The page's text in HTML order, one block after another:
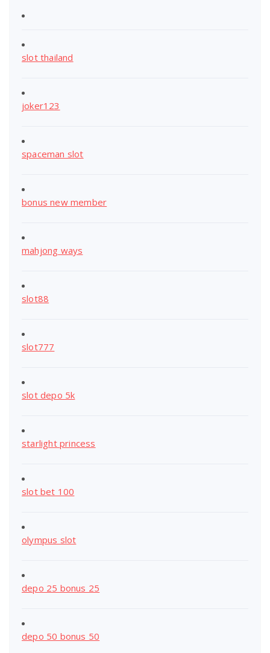
slot thailand
joker123
spaceman slot
bonus new member
mahjong ways
slot88
slot777
slot depo 5k
starlight princess
slot bet 100
olympus slot
depo 25 bonus 25
depo 50 bonus 50